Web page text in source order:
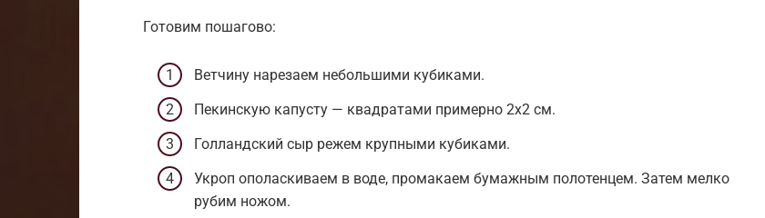
Готовим пошагово:
Ветчину нарезаем небольшими кубиками.
Пекинскую капусту — квадратами примерно 2х2 см.
Голландский сыр режем крупными кубиками.
Укроп ополаскиваем в воде, промакаем бумажным полотенцем. Затем мелко
рубим ножом.